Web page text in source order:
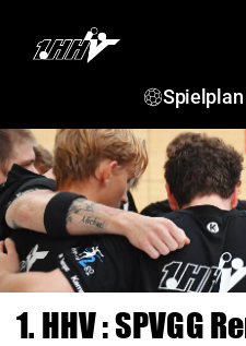
1. HHV : SPVGG